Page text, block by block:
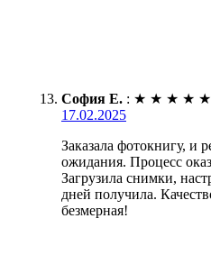
София Е. : ★ ★ ★ ★ ★
17.02.2025
Заказала фотокнигу, и
ожидания. Процесс
Загрузила снимки,
дней получила.
безмерная!